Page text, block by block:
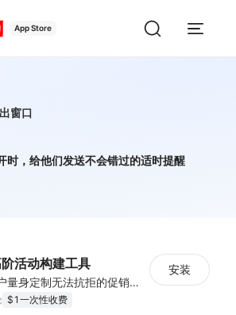
App Store
窗口
时，给他们发送不会错过的适时提醒
活动构建工具
为每个用户量身定制无法抗拒的促销活动，通过邮件等营销方式让你的每一次触达，都动人心弦。
$1一次性收费
安装